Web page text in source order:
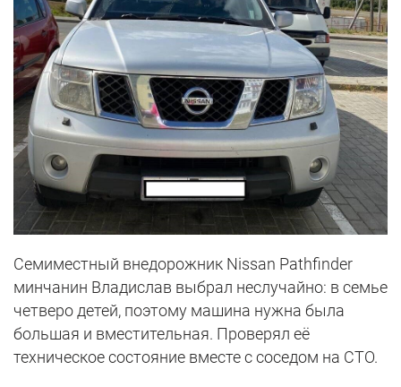
Семиместный внедорожник Nissan Pathfinder
минчанин Владислав выбрал неслучайно: в семье
четверо детей, поэтому машина нужна была
большая и вместительная. Проверял её
техническое состояние вместе с соседом на СТО.